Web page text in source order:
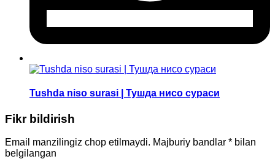
Tushda niso surasi | Тушда нисо сураси
Fikr bildirish
Email manzilingiz chop etilmaydi. Majburiy bandlar * bilan
belgilangan